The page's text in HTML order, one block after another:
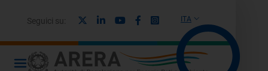
ITA
Seguici su: LinkedinYoutubeFacebook
Instagram